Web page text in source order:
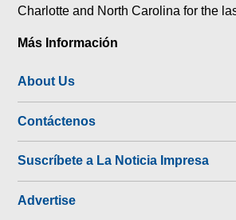
Charlotte and North Carolina for the
Más Información
About Us
Contáctenos
Suscríbete a La Noticia Impresa
Advertise